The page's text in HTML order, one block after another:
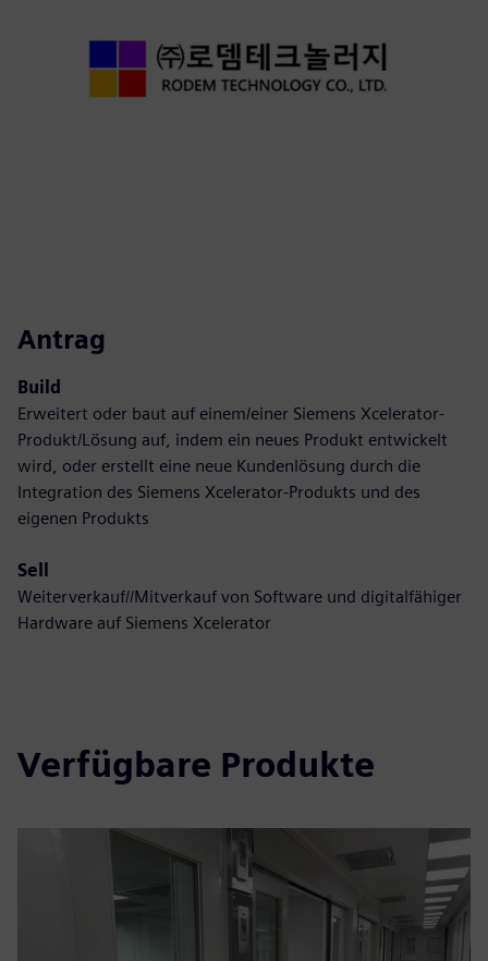
Antrag
Build
Erweitert oder baut auf einem/einer Siemens Xcelerator-
Produkt/Lösung auf, indem ein neues Produkt entwickelt
wird, oder erstellt eine neue Kundenlösung durch die
Integration des Siemens Xcelerator-Produkts und des
eigenen Produkts
Sell
Weiterverkauf//Mitverkauf von Software und digitalfähiger
Hardware auf Siemens Xcelerator
Verfügbare Produkte